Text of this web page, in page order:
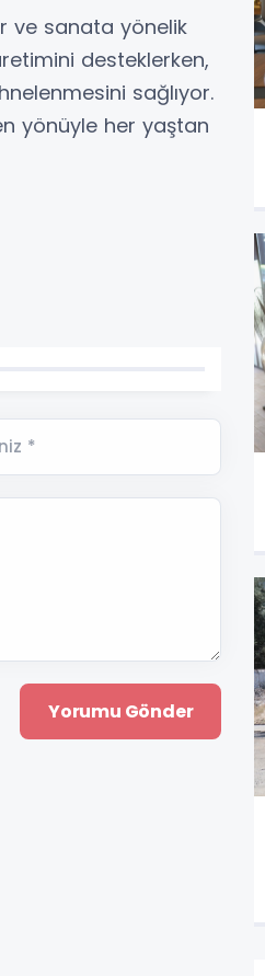
ve sanata yönelik
desteklerken,
sağlıyor.
yönüyle her yaştan
*